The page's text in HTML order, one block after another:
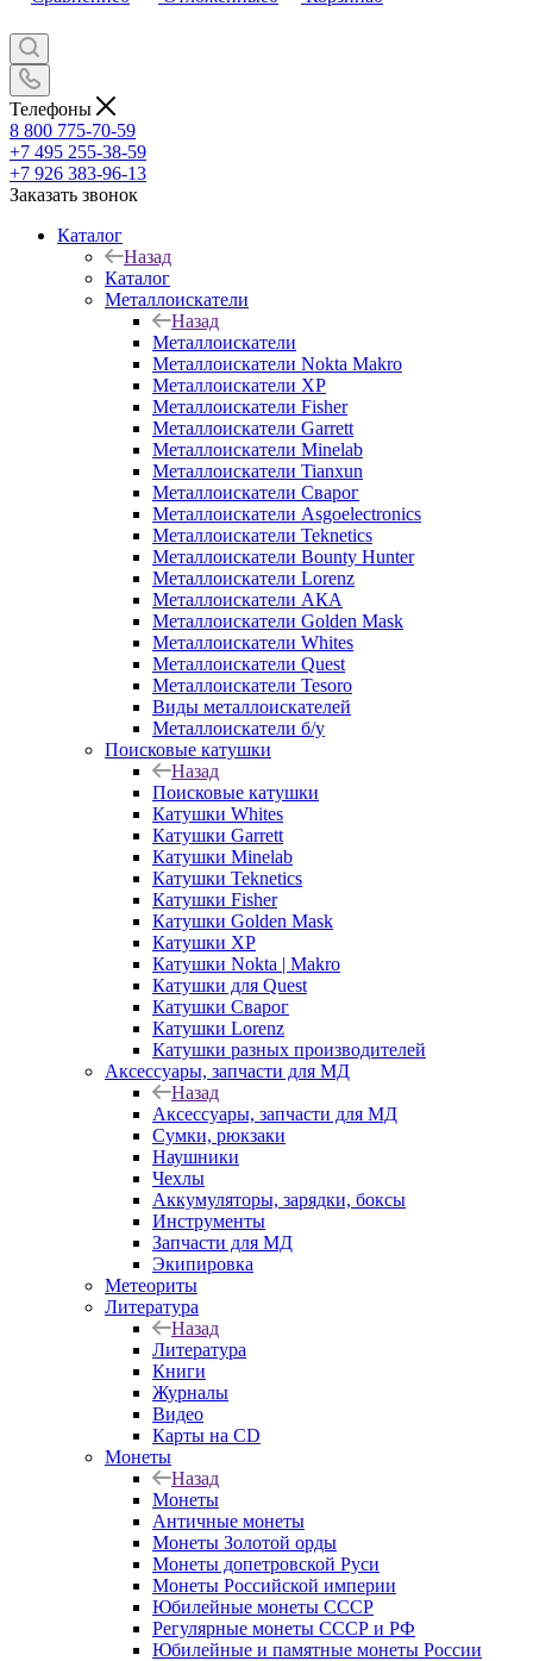
Телефоны
8 800 775-70-59
+7 495 255-38-59
+7 926 383-96-13
Заказать звонок
Каталог
Назад
Каталог
Металлоискатели
Назад
Металлоискатели
Металлоискатели Nokta Makro
Металлоискатели XP
Металлоискатели Fisher
Металлоискатели Garrett
Металлоискатели Minelab
Металлоискатели Tianxun
Металлоискатели Сварог
Металлоискатели Asgoelectronics
Металлоискатели Teknetics
Металлоискатели Bounty Hunter
Металлоискатели Lorenz
Металлоискатели АКА
Металлоискатели Golden Mask
Металлоискатели Whites
Металлоискатели Quest
Металлоискатели Tesoro
Виды металлоискателей
Металлоискатели б/у
Поисковые катушки
Назад
Поисковые катушки
Катушки Whites
Катушки Garrett
Катушки Minelab
Катушки Teknetics
Катушки Fisher
Катушки Golden Mask
Катушки XP
Катушки Nokta | Makro
Катушки для Quest
Катушки Сварог
Катушки Lorenz
Катушки разных производителей
Аксессуары, запчасти для МД
Назад
Аксессуары, запчасти для МД
Сумки, рюкзаки
Наушники
Чехлы
Аккумуляторы, зарядки, боксы
Инструменты
Запчасти для МД
Экипировка
Метеориты
Литература
Назад
Литература
Книги
Журналы
Видео
Карты на CD
Монеты
Назад
Монеты
Античные монеты
Монеты Золотой орды
Монеты допетровской Руси
Монеты Российской империи
Юбилейные монеты СССР
Регулярные монеты СССР и РФ
Юбилейные и памятные монеты России